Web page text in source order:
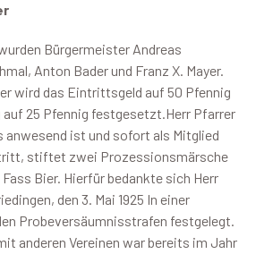
Bürgermeister Andreas
Anton Bader und Franz X. Mayer.
wird das Eintrittsgeld auf 50 Pfennig
auf 25 Pfennig festgesetzt.Herr Pfarrer
anwesend ist und sofort als Mitglied
stiftet zwei Prozessionsmärsche
Bier. Hierfür bedankte sich Herr
den 3. Mai 1925 In einer
Probeversäumnisstrafen festgelegt.
anderen Vereinen war bereits im Jahr